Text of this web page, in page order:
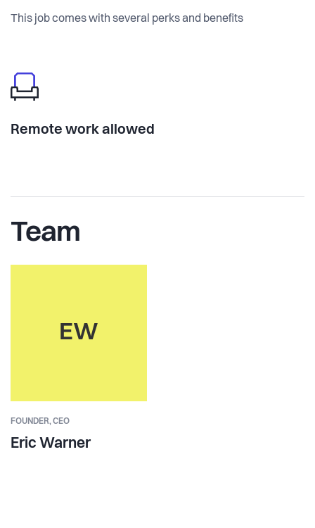
This job comes with several perks and benefits
Remote work allowed
Team
EW
FOUNDER,CEO
Eric Warner